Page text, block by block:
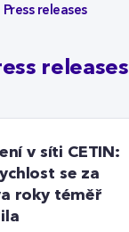
Press releases
releases
v síti CETIN:
se za
roky téměř